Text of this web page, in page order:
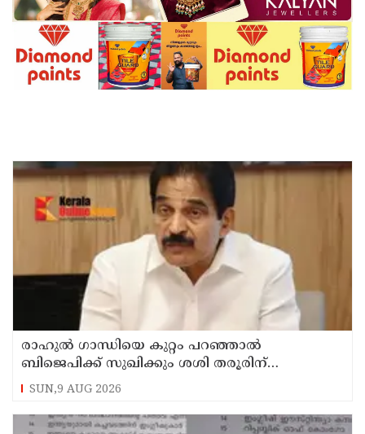
രാഹുല്‍ ഗാന്ധിയെ കുറ്റം പറഞ്ഞാല്‍
ബിജെപിക്ക് സുഖിക്കും ശശി തരൂരിന്
മറുപടിയുമായി കെ സി വേണുഗോപാല്‍
SUN,9 AUG 2026